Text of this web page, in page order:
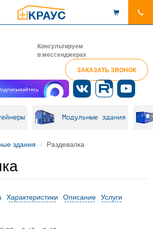
Консультируем
в мессенджерах
ЗАКАЗАТЬ ЗВОНОК
Модульные здания
здания Раздевалка
Характеристики Описание Услуги